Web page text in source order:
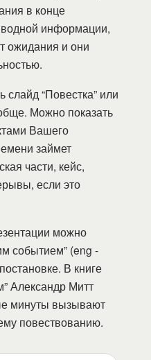
в конце
информации,
ожидания и они
слайд “Повестка” или
Можно показать
Вашего
займет
части, кейс,
если это
можно
событием” (eng -
В книге
Александр Митт
минуты вызывают
повествованию.